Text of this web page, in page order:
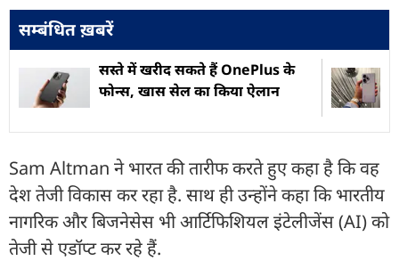
सम्बंधित ख़बरें
सस्ते में खरीद सकते हैं OnePlus के
फोन्स, खास सेल का किया ऐलान
Sam Altman ने भारत की तारीफ करते हुए कहा है कि वह
देश तेजी विकास कर रहा है. साथ ही उन्होंने कहा कि भारतीय
नागरिक और बिजनेसेस भी आर्टिफिशियल इंटेलीजेंस (AI) को
तेजी से एडॉप्ट कर रहे हैं.